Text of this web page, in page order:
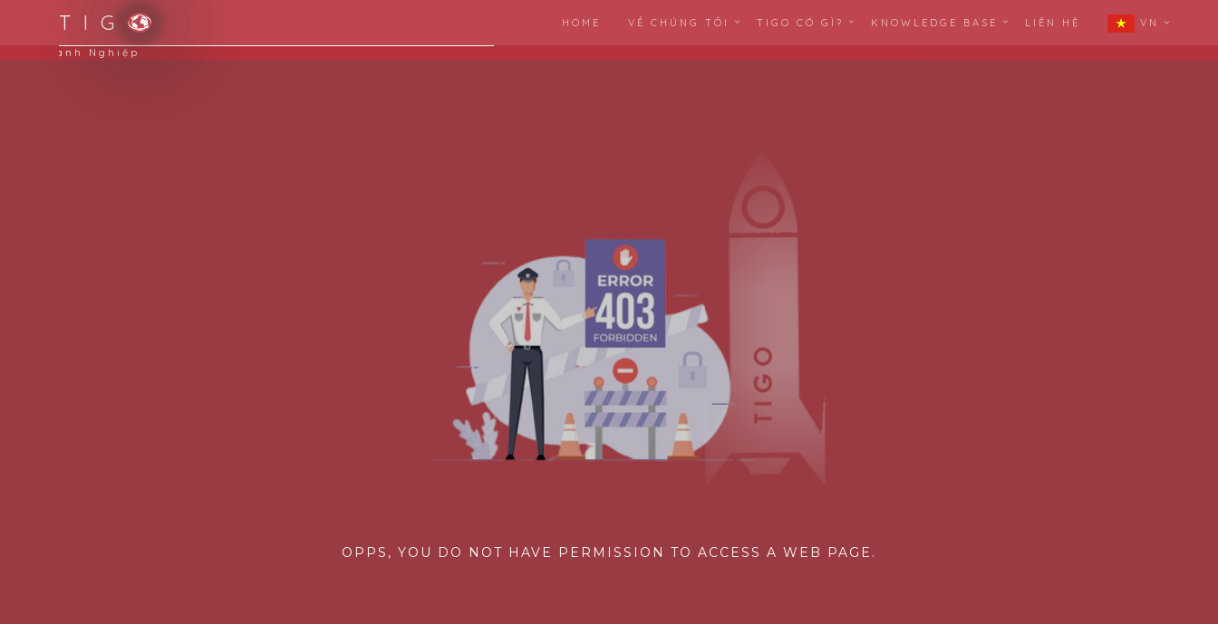
T I G
your business: Tối Ưu Dòng Chảy Doanh Nghiệp
HOME VỀ CHÚNG TÔI TIGO CÓ GÌ? KNOWLEDGE BASE LIÊN HỆ VN
OPPS, YOU DO NOT HAVE PERMISSION TO ACCESS A WEB PAGE.